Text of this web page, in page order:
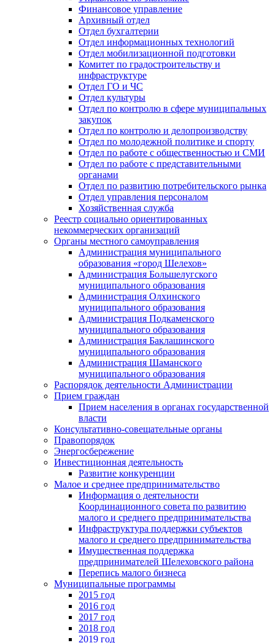
Финансовое управление
Архивный отдел
Отдел бухгалтерии
Отдел информационных технологий
Отдел мобилизационной подготовки
Комитет по градостроительству и
инфраструктуре
Отдел ГО и ЧС
Отдел культуры
Отдел по контролю в сфере муниципальных
закупок
Отдел по контролю и делопроизводству
Отдел по молодежной политике и спорту
Отдел по работе с общественностью и СМИ
Отдел по работе с представительными
органами
Отдел по развитию потребительского рынка
Отдел управления персоналом
Хозяйственная служба
Реестр социально ориентированных
некоммерческих организаций
Органы местного самоуправления
Администрация муниципального
образования «город Шелехов»
Администрация Большелугского
муниципального образования
Администрация Олхинского
муниципального образования
Администрация Подкаменского
муниципального образования
Администрация Баклашинского
муниципального образования
Администрация Шаманского
муниципального образования
Распорядок деятельности Администрации
Прием граждан
Прием населения в органах государственной
власти
Консультативно-совещательные органы
Правопорядок
Энергосбережение
Инвестиционная деятельность
Развитие конкуренции
Малое и среднее предпринимательство
Информация о деятельности
Координационного совета по развитию
малого и среднего предпринимательства
Инфраструктура поддержки субъектов
малого и среднего предпринимательства
Имущественная поддержка
предпринимателей Шелеховского района
Перепись малого бизнеса
Муниципальные программы
2015 год
2016 год
2017 год
2018 год
2019 год